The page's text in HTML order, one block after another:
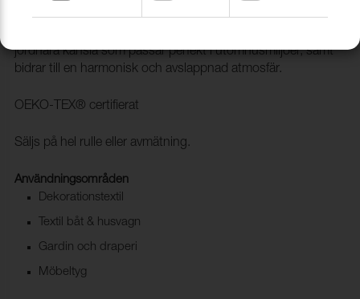
jordnära känsla som passar perfekt i utomhusmiljöer, samt
bidrar till en harmonisk och avslappnad atmosfär.
OEKO-TEX® certifierat
Säljs på hel rulle eller avmätning.
Användningsområden
Dekorationstextil
Textil båt & husvagn
Gardin och draperi
Möbeltyg